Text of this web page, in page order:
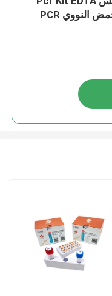
طقم اختبار الحمض النووي PCR